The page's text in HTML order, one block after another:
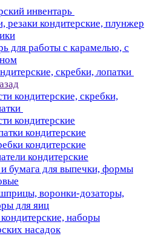
инвентарь
резаки кондитерские, плунжер
для работы с карамелью, с
скребки, лопатки
кондитерские, скребки,
кондитерские
кондитерские
кондитерские
кондитерские
бумага для выпечки, формы
воронки-дозаторы,
для яиц
наборы
насадок